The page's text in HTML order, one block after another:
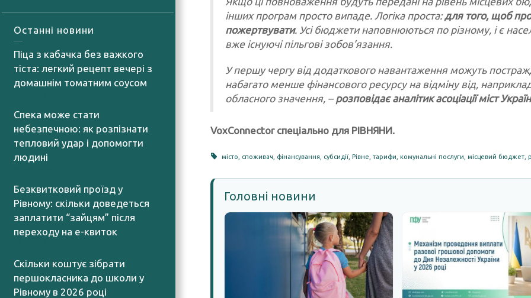
Останні новини
Піца з кабачка без важкого
тіста: легкий рецепт вечері з
домашнім томатним соусом
Спека може стати
небезпечною: як розпізнати
тепловий удар і допомогти
людині
Безквитковий проїзд у
Рівному: скільки доведеться
заплатити “зайцям” після
переходу на е-квиток
Скільки коштує зібрати
першокласника до школи у
Рівному в 2026 році
інших програм просто випаде. Логіка проста: для того, щоб
пожертвувати. Усі бюджети наповнюються по різному, і є
вже існуючі пільгові зобов’язання.
У першу чергу від додаткового навантаження можуть
набагато менше фінансового ресурсу на відміну від,
обласного значення, –розповідає аналітик асоціації міст
VoxConnector спеціально для РІВНЯНИ.
місто споживач фінансування субсидії ,Рівне ,тарифи ,комунальні послуги ,місцевий бюджет ,
Головні новини